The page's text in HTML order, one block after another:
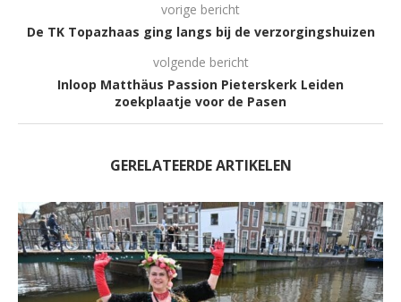
vorige bericht
De TK Topazhaas ging langs bij de verzorgingshuizen
volgende bericht
Inloop Matthäus Passion Pieterskerk Leiden
zoekplaatje voor de Pasen
GERELATEERDE ARTIKELEN